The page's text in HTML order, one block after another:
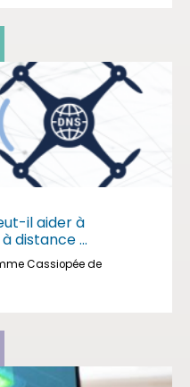
il aider à
distance ...
Cassiopée de